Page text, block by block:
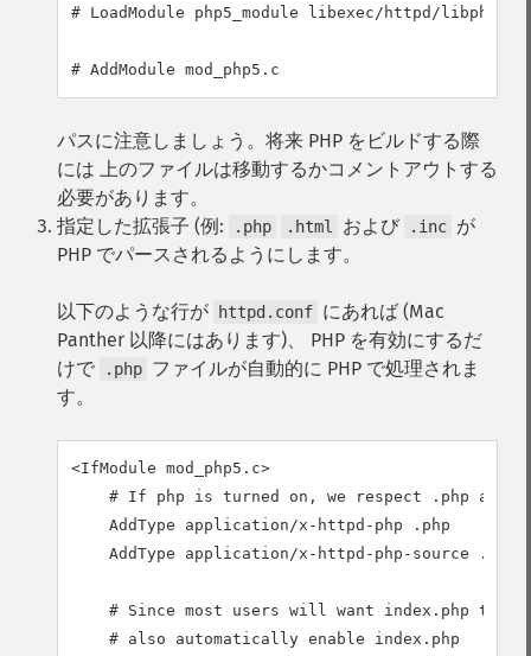
# LoadModule php5_module libexec/httpd/
パスに注意しましょう。将来 PHP をビルドする際
には 上のファイルは移動するかコメントアウトする
必要があります。
指定した拡張子 (例:
.php .html および .inc が
PHP でパースされるようにします。
以下のような行が httpd.conf にあれば (Mac
Panther 以降にはあります)、 PHP を有効にするだ
けで
.php ファイルが自動的に PHP で処理されま
す。
<IfModule mod_php5.c>
# If php is turned on, we respect .php and
    AddType application/x-httpd-php .php
    AddType application/x-httpd-php-source .phps
# Since most users will want index.php to
    # also automatically enable index.php